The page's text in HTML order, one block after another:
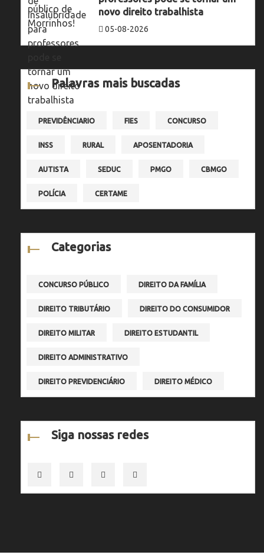
novo direito trabalhista
05-08-2026
Palavras mais buscadas
PREVIDÊNCIARIO FIES CONCURSO
INSS RURAL APOSENTADORIA
AUTISTA SEDUC PMGO CBMGO
POLÍCIA CERTAME
Categorias
CONCURSO PÚBLICO DIREITO DA FAMÍLIA
DIREITO TRIBUTÁRIO DIREITO DO CONSUMIDOR
DIREITO MILITAR DIREITO ESTUDANTIL
DIREITO ADMINISTRATIVO
DIREITO PREVIDENCIÁRIO DIREITO MÉDICO
Siga nossas redes